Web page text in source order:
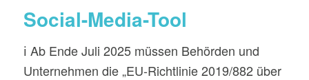
Social-Media-Tool
ℹ️ Ab Ende Juli 2025 müssen Behörden und
Unternehmen die „EU-Richtlinie 2019/882 über